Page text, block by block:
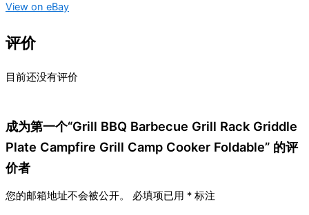
View on eBay
评价
目前还没有评价
成为第一个“Grill BBQ Barbecue Grill Rack Griddle
Plate Campfire Grill Camp Cooker Foldable” 的评
价者
您的邮箱地址不会被公开。 必填项已用 * 标注